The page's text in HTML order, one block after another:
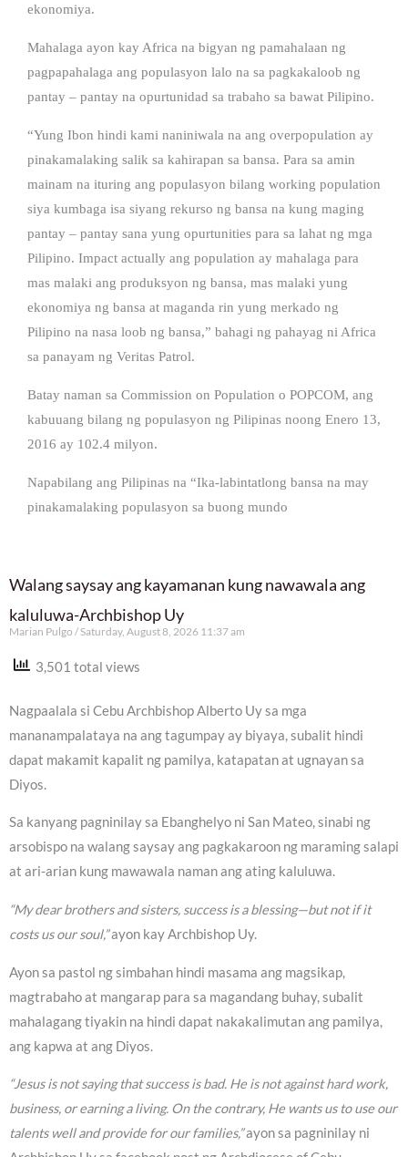
ekonomiya.
Mahalaga ayon kay Africa na bigyan ng pamahalaan ng
pagpapahalaga ang populasyon lalo na sa pagkakaloob ng
pantay – pantay na opurtunidad sa trabaho sa bawat Pilipino.
“Yung Ibon hindi kami naniniwala na ang overpopulation ay
pinakamalaking salik sa kahirapan sa bansa. Para sa amin
mainam na ituring ang populasyon bilang working population
siya kumbaga isa siyang rekurso ng bansa na kung maging
pantay – pantay sana yung opurtunities para sa lahat ng mga
Pilipino. Impact actually ang population ay mahalaga para
mas malaki ang produksyon ng bansa, mas malaki yung
ekonomiya ng bansa at maganda rin yung merkado ng
Pilipino na nasa loob ng bansa,” bahagi ng pahayag ni Africa
sa panayam ng Veritas Patrol.
Batay naman sa Commission on Population o POPCOM, ang
kabuuang bilang ng populasyon ng Pilipinas noong Enero 13,
2016 ay 102.4 milyon.
Napabilang ang Pilipinas na “Ika-labintatlong bansa na may
pinakamalaking populasyon sa buong mundo
Walang saysay ang kayamanan kung nawawala ang
kaluluwa-Archbishop Uy
Marian Pulgo Saturday, August 8, 2026 11:37 am
3,501 total views
Nagpaalala si Cebu Archbishop Alberto Uy sa mga
mananampalataya na ang tagumpay ay biyaya, subalit hindi
dapat makamit kapalit ng pamilya, katapatan at ugnayan sa
Diyos.
Sa kanyang pagninilay sa Ebanghelyo ni San Mateo, sinabi ng
arsobispo na walang saysay ang pagkakaroon ng maraming salapi
at ari-arian kung mawawala naman ang ating kaluluwa.
“My dear brothers and sisters, success is a blessing—but not if it
costs us our soul,”ayon kay Archbishop Uy.
Ayon sa pastol ng simbahan hindi masama ang magsikap,
magtrabaho at mangarap para sa magandang buhay, subalit
mahalagang tiyakin na hindi dapat nakakalimutan ang pamilya,
ang kapwa at ang Diyos.
“Jesus is not saying that success is bad. He is not against hard work,
business, or earning a living. On the contrary, He wants us to use our
talents well and provide for our families,”ayon sa pagninilay ni